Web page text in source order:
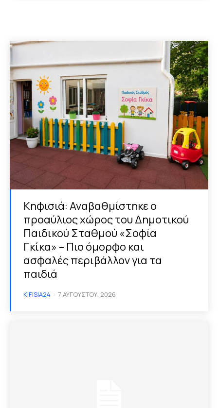
Κηφισιά: Αναβαθμίστηκε ο
προαύλιος χώρος του Δημοτικού
Παιδικού Σταθμού «Σοφία
Γκίκα» – Πιο όμορφο και
ασφαλές περιβάλλον για τα
παιδιά
KIFISIA24 - 7 ΑΥΓΟΎΣΤΟΥ, 2026